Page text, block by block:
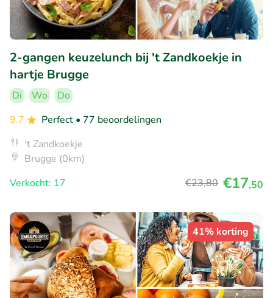
2-gangen keuzelunch bij 't Zandkoekje in
hartje Brugge
Di Wo
Do
9.7
Perfect • 77 beoordelingen
't Zandkoekje
Brugge (0km)
Verkocht: 17
€23,80 €17,50
41% korting